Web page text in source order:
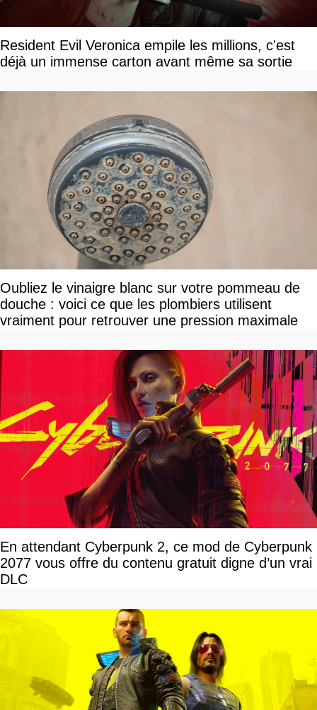
Resident Evil Veronica empile les millions, c'est
déjà un immense carton avant même sa sortie
Oubliez le vinaigre blanc sur votre pommeau de
douche : voici ce que les plombiers utilisent
vraiment pour retrouver une pression maximale
En attendant Cyberpunk 2, ce mod de Cyberpunk
2077 vous offre du contenu gratuit digne d’un vrai
DLC